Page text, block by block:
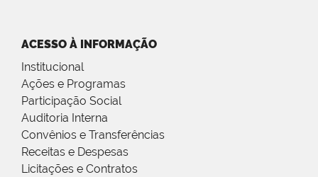
ACESSO À INFORMAÇÃO
Institucional
Ações e Programas
Participação Social
Auditoria Interna
Convênios e Transferências
Receitas e Despesas
Licitações e Contratos